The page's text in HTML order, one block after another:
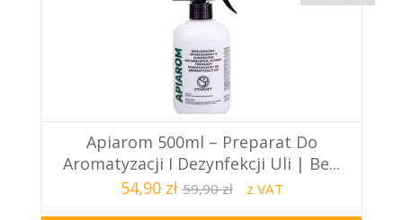
Apiarom 500ml – Preparat Do
Aromatyzacji I Dezynfekcji Uli | Be...
54,90 zł 59,90 zł z VAT